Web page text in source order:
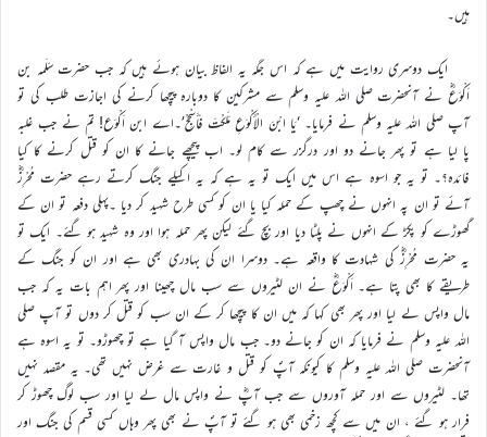
ہیں۔
ایک دوسری روایت میں ہے کہ اس جگہ یہ الفاظ بیان ہوئے ہیں کہ جب حضرت سَلَمہ بن
اَکْوَعؓ نے آنحضرت صلی اللہ علیہ وسلم سے مشرکین کا دوبارہ پیچھا کرنے کی اجازت طلب کی تو
آپ صلی اللہ علیہ وسلم نے فرمایا۔ ‘يَا ابْنَ الْأَكْوَعِ مَلَكْتَ فَأَسْجِحْ’۔اے ابن اَکْوَع! تم نے جب غلبہ
پا لیا ہے تو پھر جانے دو اور درگزر سے کام لو۔ اب پیچھے جانے کا ان کو قتل کرنے کا کیا
فائدہ؟۔ تو یہ جو اسوہ ہے اس میں ایک تو یہ ہے کہ یہ اکیلے جنگ کرتے رہے حضرت مُحْرِزؓ
آئے تو ان پہ انہوں نے چھپ کے حملہ کیا یا ان کو کسی طرح شہید کر دیا ۔پہلی دفعہ تو ان کے
گھوڑے کو پکڑ کے انہوں نے پلٹا دیا اور بچ گئے لیکن پھر حملہ ہوا اور وہ شہید ہو گئے۔ ایک تو
یہ حضرت مُحْرِزؓ کی شہادت کا واقعہ ہے۔ دوسرا ان کی بہادری بھی ہے اور ان کو جنگ کے
طریقے کا بھی پتا ہے۔ اَکْوَعؓ نے ان لٹیروں سے سب مال چھینا اور پھر اہم بات یہ کہ جب
مال واپس لے لیا اور پھر بھی کہا کہ میں ان کا پیچھا کر کے ان سب کو قتل کر دوں تو آپ صلی
اللہ علیہ وسلم نے فرمایا کہ ان کو جانے دو۔ جب مال واپس آ گیا ہے تو چھوڑو۔ تو یہ اسوہ ہے
آنحضرت صلی اللہ علیہ وسلم کا کیونکہ آپؐ کو قتل و غارت سے غرض نہیں تھی۔ یہ مقصد نہیں
تھا۔ لٹیروں سے اور حملہ آوروں سے جب آپؓ نے واپس مال لے لیا اور سب لوگ چھوڑ کر
فرار ہو گئے ، ان میں سے کچھ زخمی بھی ہو گئے تو آپؐ نے بھی پھر وہاں کسی قسم کی جنگ اور